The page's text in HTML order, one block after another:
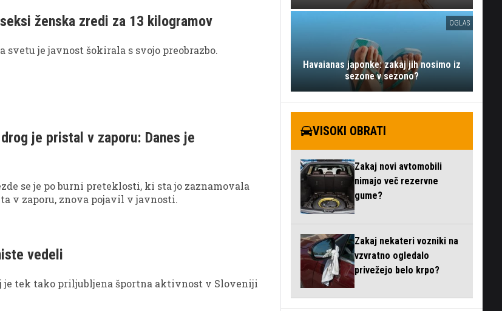
ženska zredi za 13 kilogramov
je javnost šokirala s svojo preobrazbo.
je pristal v zaporu: Danes je
se je po burni preteklosti, ki sta jo zaznamovala
v zaporu, znova pojavil v javnosti.
vedeli
je tek tako priljubljena športna aktivnost v Sloveniji
OGLAS
Havaianas japonke: zakaj jih nosimo iz
sezone v sezono?
VISOKI OBRATI
Zakaj novi avtomobili
nimajo več rezervne
gume?
Zakaj nekateri vozniki na
vzvratno ogledalo
privežejo belo krpo?